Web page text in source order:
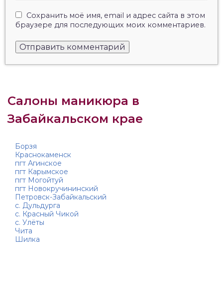
Сохранить моё имя, email и адрес сайта в этом
браузере для последующих моих комментариев.
Салоны маникюра в
Забайкальском крае
Борзя
Краснокаменск
пгт Агинское
пгт Карымское
пгт Могойтуй
пгт Новокручининский
Петровск-Забайкальский
с. Дульдурга
с. Красный Чикой
с. Улёты
Чита
Шилка